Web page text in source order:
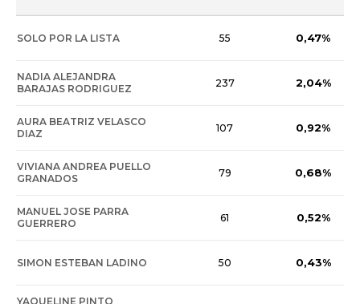
SOLO POR LA LISTA 55 0,47%
NADIA ALEJANDRA
BARAJAS RODRIGUEZ
237 2,04%
AURA BEATRIZ VELASCO
DIAZ
107 0,92%
VIVIANA ANDREA PUELLO
GRANADOS
79 0,68%
MANUEL JOSE PARRA
GUERRERO
61 0,52%
SIMON ESTEBAN LADINO 50 0,43%
YAQUELINE PINTO